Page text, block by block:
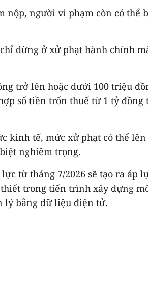
người vi phạm còn có thể
dừng ở xử phạt hành chính
trở lên hoặc dưới 100 triệu
số tiền trốn thuế từ 1 tỷ
tế, mức xử phạt có thể
nghiêm trọng.
từ tháng 7/2026 sẽ tạo ra
trong tiến trình xây dựng
lý bằng dữ liệu điện tử.